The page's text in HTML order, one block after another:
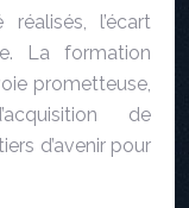
l’écart
La formation
prometteuse,
de
d’avenir pour